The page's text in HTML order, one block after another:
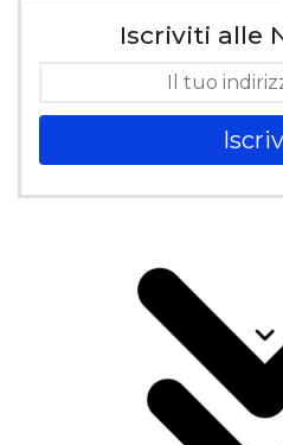
Iscriviti alle